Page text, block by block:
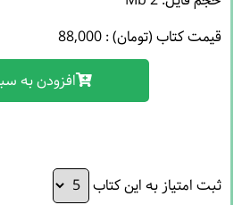
قیمت کتاب (تومان) : 88,000
افزودن به
ثبت امتیاز به این کتاب